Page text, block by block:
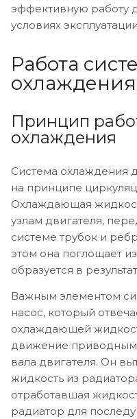
эффективную работу
условиях
Работа
охлаждения
Принцип
охлаждения
Система охлаждения
на принципе
Охлаждающая
узлам двигателя,
системе трубок и
этом она поглощает
образуется в
Важным элементом
насос, который
охлаждающей
движение приводным
вала двигателя. Он
жидкость из
отработавшая
радиатор для